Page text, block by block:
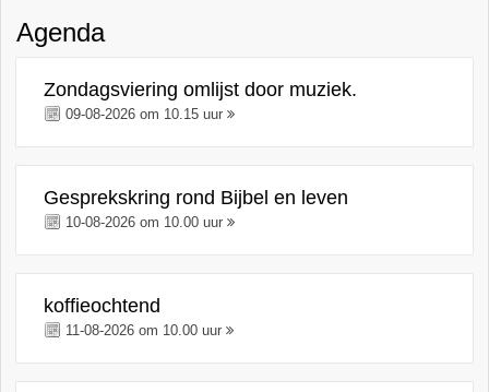
Agenda
Zondagsviering omlijst door muziek.
09-08-2026 om 10.15 uur
Gesprekskring rond Bijbel en leven
10-08-2026 om 10.00 uur
koffieochtend
11-08-2026 om 10.00 uur